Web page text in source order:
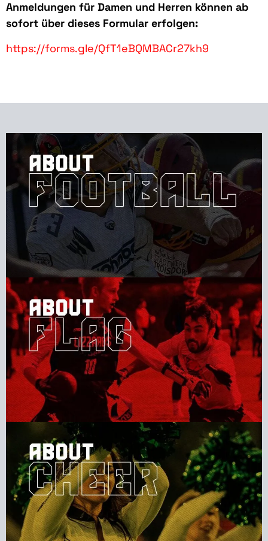
Anmeldungen für Damen und Herren können ab
sofort über dieses Formular erfolgen:
https://forms.gle/QfT1eBQMBACr27kh9